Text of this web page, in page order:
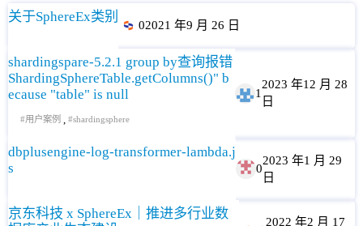
关于SphereEx类别
02021 年9 月 26 日
shardingspare-5.2.1 group by查询报错
ShardingSphereTable.getColumns()" b
ecause "table" is null
用户案例 , shardingsphere
1
2023 年12 月 28
日
dbplusengine-log-transformer-lambda.j
s
0
2023 年1 月 29
日
京东科技 x SphereEx｜推进多行业数
2022 年2 月 17